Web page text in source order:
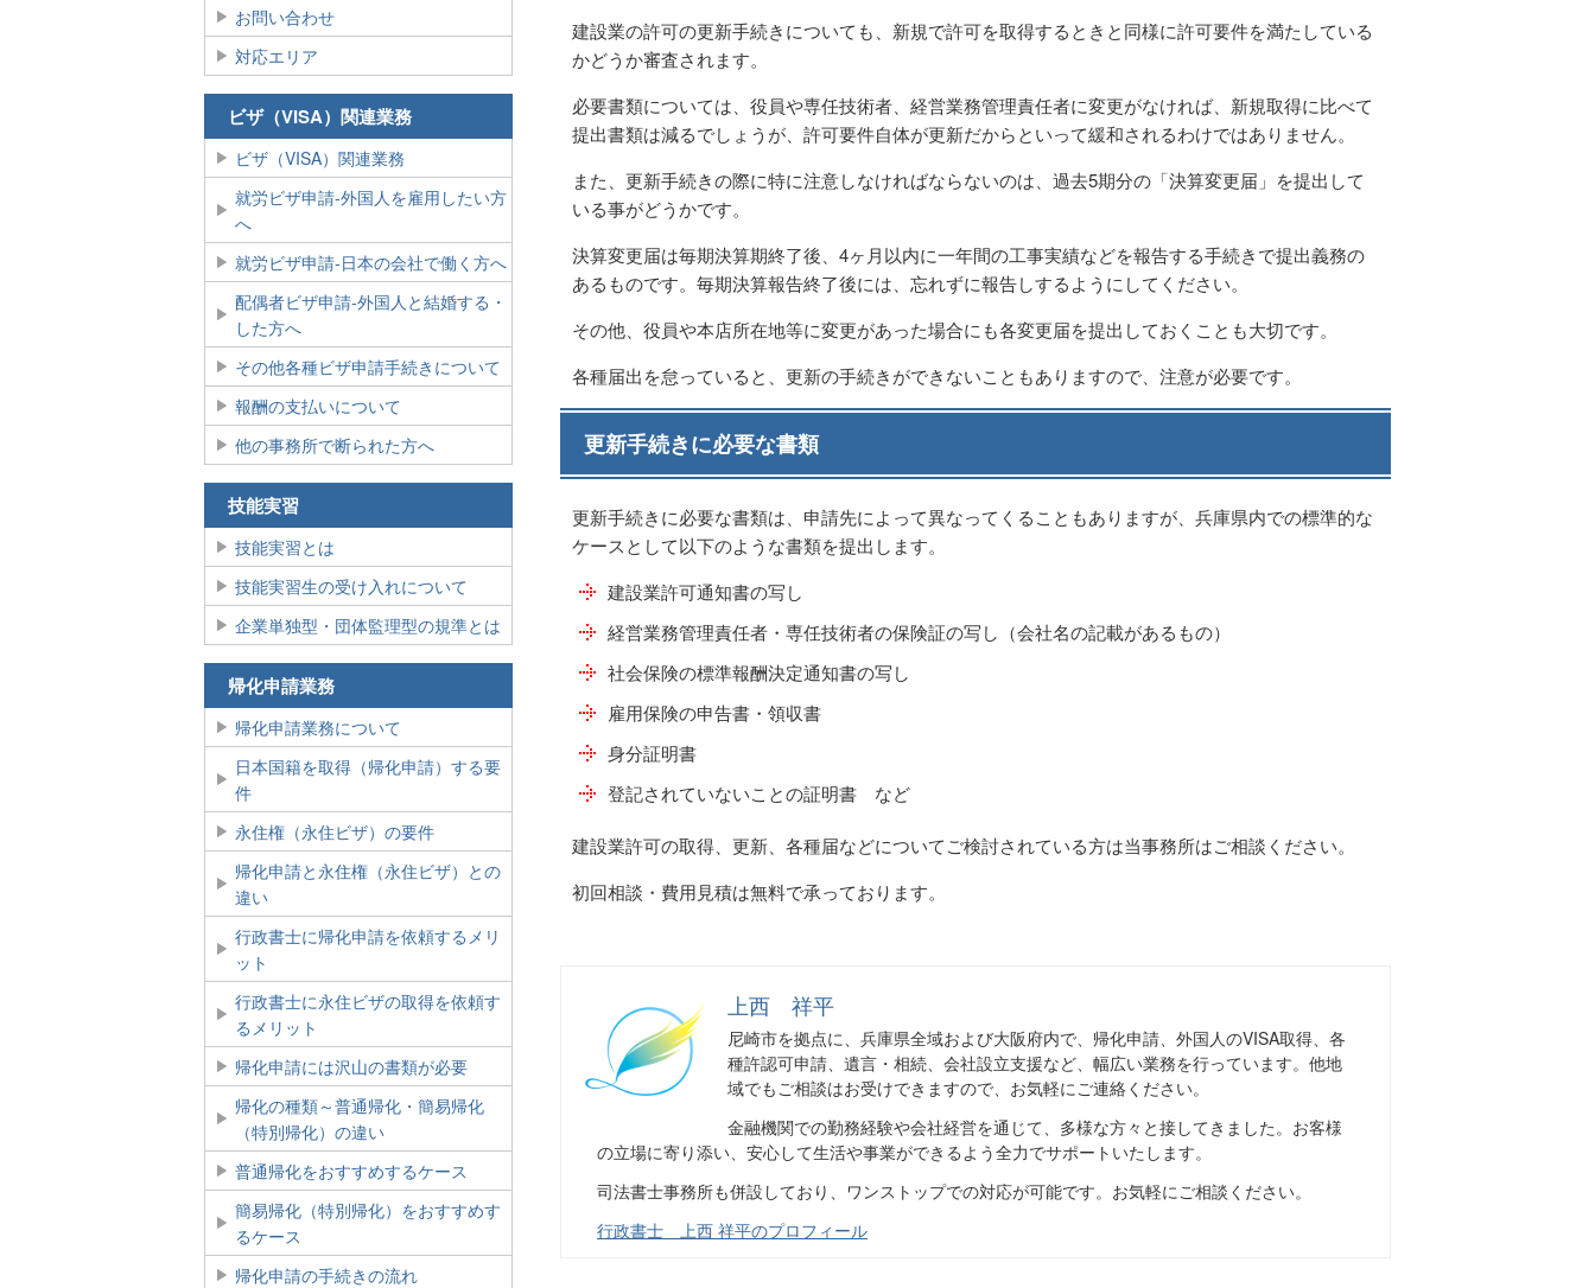
建設業の許可の更新手続きについても、新規で許可を取得するときと同様に許可要件を満たしている
かどうか審査されます。
必要書類については、役員や専任技術者、経営業務管理責任者に変更がなければ、新規取得に比べて
提出書類は減るでしょうが、許可要件自体が更新だからといって緩和されるわけではありません。
また、更新手続きの際に特に注意しなければならないのは、過去5期分の「決算変更届」を提出して
いる事がどうかです。
決算変更届は毎期決算期終了後、4ヶ月以内に一年間の工事実績などを報告する手続きで提出義務の
あるものです。毎期決算報告終了後には、忘れずに報告しするようにしてください。
その他、役員や本店所在地等に変更があった場合にも各変更届を提出しておくことも大切です。
各種届出を怠っていると、更新の手続きができないこともありますので、注意が必要です。
更新手続きに必要な書類
更新手続きに必要な書類は、申請先によって異なってくることもありますが、兵庫県内での標準的な
ケースとして以下のような書類を提出します。
建設業許可通知書の写し
経営業務管理責任者・専任技術者の保険証の写し（会社名の記載があるもの）
社会保険の標準報酬決定通知書の写し
雇用保険の申告書・領収書
身分証明書
登記されていないことの証明書 など
建設業許可の取得、更新、各種届などについてご検討されている方は当事務所はご相談ください。
初回相談・費用見積は無料で承っております。
上西 祥平
尼崎市を拠点に、兵庫県全域および大阪府内で、帰化申請、外国人のVISA取得、各
種許認可申請、遺言・相続、会社設立支援など、幅広い業務を行っています。他地
域でもご相談はお受けできますので、お気軽にご連絡ください。
金融機関での勤務経験や会社経営を通じて、多様な方々と接してきました。お客様
の立場に寄り添い、安心して生活や事業ができるよう全力でサポートいたします。
司法書士事務所も併設しており、ワンストップでの対応が可能です。お気軽にご相談ください。
行政書士 上西 祥平のプロフィール
お問い合わせ
対応エリア
ビザ（VISA）関連業務
ビザ（VISA）関連業務
就労ビザ申請‐外国人を雇用したい方
へ
就労ビザ申請‐日本の会社で働く方へ
配偶者ビザ申請‐外国人と結婚する・
した方へ
その他各種ビザ申請手続きについて
報酬の支払いについて
他の事務所で断られた方へ
技能実習
技能実習とは
技能実習生の受け入れについて
企業単独型・団体監理型の規準とは
帰化申請業務
帰化申請業務について
日本国籍を取得（帰化申請）する要
件
永住権（永住ビザ）の要件
帰化申請と永住権（永住ビザ）との
違い
行政書士に帰化申請を依頼するメリ
ット
行政書士に永住ビザの取得を依頼す
るメリット
帰化申請には沢山の書類が必要
帰化の種類～普通帰化・簡易帰化
（特別帰化）の違い
普通帰化をおすすめするケース
簡易帰化（特別帰化）をおすすめす
るケース
帰化申請の手続きの流れ